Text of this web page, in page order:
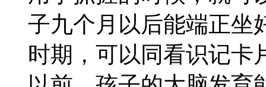
子九个月以后能端正坐
时期，可以同看识记卡